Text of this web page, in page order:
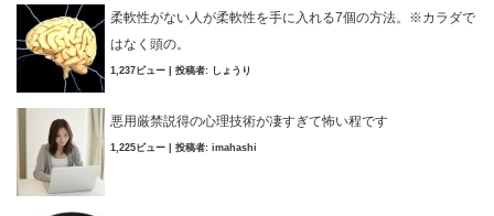
柔軟性がない人が柔軟性を手に入れる7個の方法。※カラダで
はなく頭の。
1,237ビュー 投稿者: しょうり
悪用厳禁説得の心理技術が凄すぎて怖い程です
1,225ビュー 投稿者: imahashi